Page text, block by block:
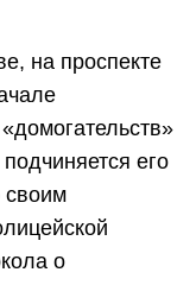
на проспекте
его
своим
о